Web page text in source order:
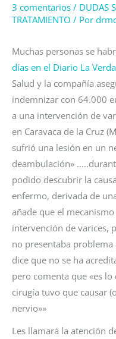
3 comentarios / DUDAS
TRATAMIENTO / Por
Muchas personas se
días en el Diario La
Salud y la compañía
indemnizar con 64.000
a una intervención de
en Caravaca de la Cruz
sufrió una lesión en un
deambulación»
podido descubrir la
enfermo, derivada de
añade que el
intervención de varices,
no presentaba problema
dice que no se ha
pero comenta que «es
cirugía tuvo que causar
nervio»»
Les llamará la atención